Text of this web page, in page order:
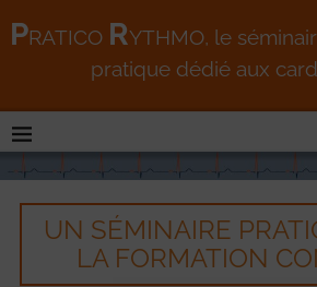
PRATICO RYTHMO, le
pratique dédié aux
UN SÉMINAIRE
LA FORMATION